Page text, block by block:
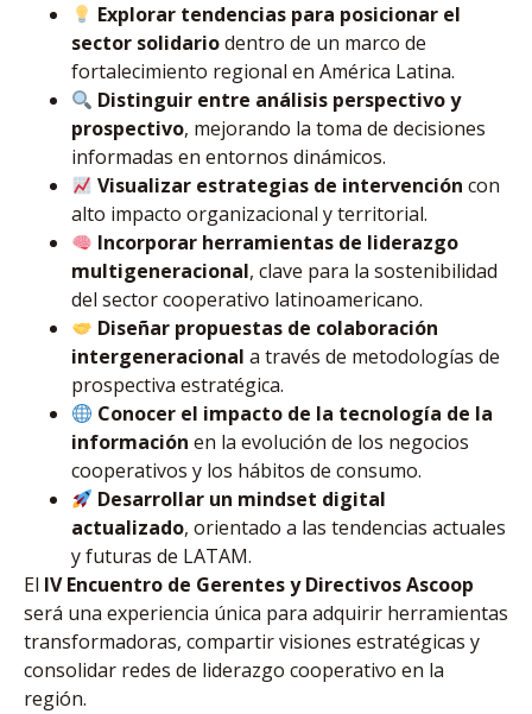
Explorar tendencias para posicionar el
sector solidariodentro de un marco de
fortalecimiento regional en América Latina.
Distinguir entre análisis perspectivo y
prospectivo, mejorando la toma de decisiones
informadas en entornos dinámicos.
Visualizar estrategias de intervención con
alto impacto organizacional y territorial.
Incorporar herramientas de liderazgo
multigeneracional, clave para la sostenibilidad
del sector cooperativo latinoamericano.
Diseñar propuestas de colaboración
intergeneracional a través de metodologías de
prospectiva estratégica.
Conocer el impacto de la tecnología de la
información en la evolución de los negocios
cooperativos y los hábitos de consumo.
Desarrollar un mindset digital
actualizado, orientado a las tendencias actuales
y futuras de LATAM.
El IV Encuentro de Gerentes y Directivos Ascoop
será una experiencia única para adquirir herramientas
transformadoras, compartir visiones estratégicas y
consolidar redes de liderazgo cooperativo en la
región.